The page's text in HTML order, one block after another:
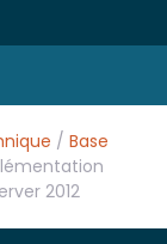
/ Base
2012